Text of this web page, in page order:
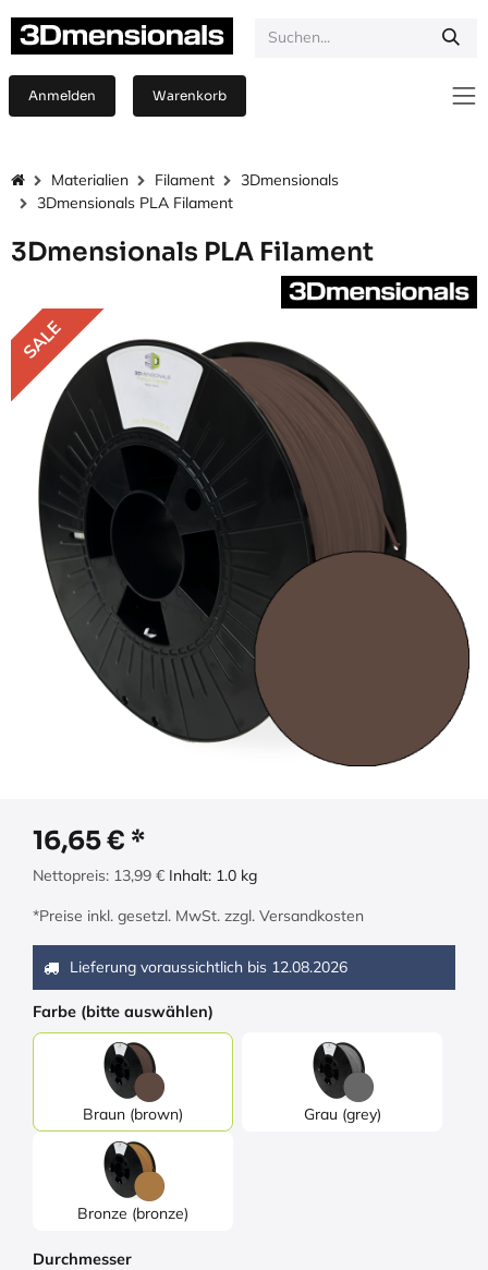
Anmelden Warenkorb
Materialien Filament
3Dmensionals
3Dmensionals PLA Filament
3Dmensionals PLA Filament
SALE
16,65€
Nettopreis: 13,99 € Inhalt: 1.0 kg
*Preise inkl. gesetzl. MwSt. zzgl. Versandkosten
Lieferung voraussichtlich bis 12.08.2026
Farbe (bitte auswählen)
Braun (brown) Grau (grey)
Bronze (bronze)
Durchmesser